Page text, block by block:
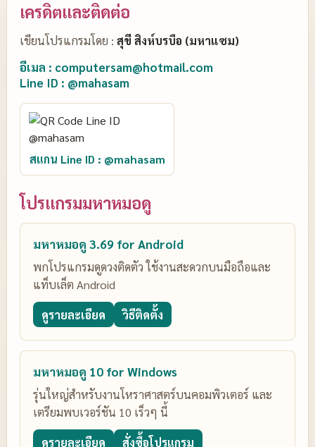
เครดิตและติดต่อ
เขียนโปรแกรมโดย : สุขี สิงห์บรบือ (มหาแซม)
อีเมล : computersam@hotmail.com
Line ID : @mahasam
สแกน Line ID : @mahasam
โปรแกรมมหาหมอดู
มหาหมอดู 3.69 for Android
พกโปรแกรมดูดวงติดตัว ใช้งานสะดวกบนมือถือและ
แท็บเล็ต Android
ดูรายละเอียด วิธีติดตั้ง
มหาหมอดู 10 for Windows
รุ่นใหญ่สำหรับงานโหราศาสตร์บนคอมพิวเตอร์ และ
เตรียมพบเวอร์ชัน 10 เร็วๆ นี้
ดูรายละเอียด สั่งซื้อโปรแกรม